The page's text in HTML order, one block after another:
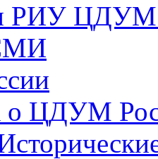
РИУ ЦДУМ
о ЦДУМ